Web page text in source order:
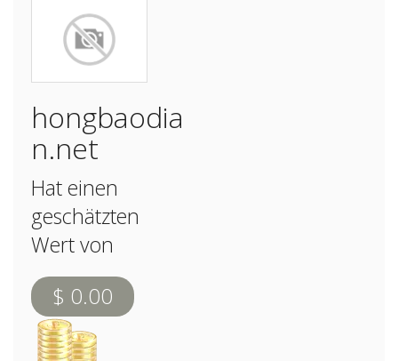
hongbaodia
n.net
Hat einen
geschätzten
Wert von
$ 0.00